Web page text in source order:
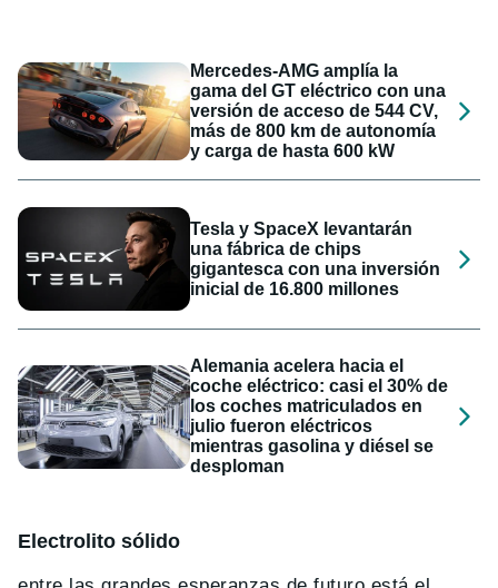
Mercedes-AMG amplía la
gama del GT eléctrico con una
versión de acceso de 544 CV,
más de 800 km de autonomía
y carga de hasta 600 kW
Tesla y SpaceX levantarán
una fábrica de chips
gigantesca con una inversión
inicial de 16.800 millones
Alemania acelera hacia el
coche eléctrico: casi el 30% de
los coches matriculados en
julio fueron eléctricos
mientras gasolina y diésel se
desploman
Electrolito sólido